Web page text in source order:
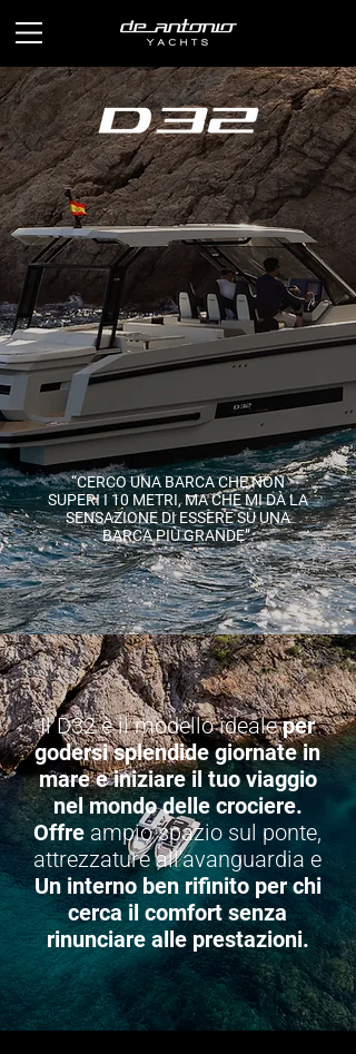
“CERCO UNA BARCA CHE NON
SUPERI I 10 METRI, MA CHE MI DÀ LA
SENSAZIONE DI ESSERE SU UNA
BARCA PIÙ GRANDE”.
Il D32 è il modello ideale per
godersi splendide giornate in
mare e iniziare il tuo viaggio
nel mondo delle crociere.
Offre ampio spazio sul ponte,
attrezzature all'avanguardia e
Un interno ben rifinito per chi
cerca il comfort senza
rinunciare alle prestazioni.